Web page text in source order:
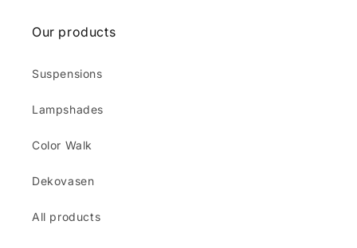
Our products
Suspensions
Lampshades
Color Walk
Dekovasen
All products